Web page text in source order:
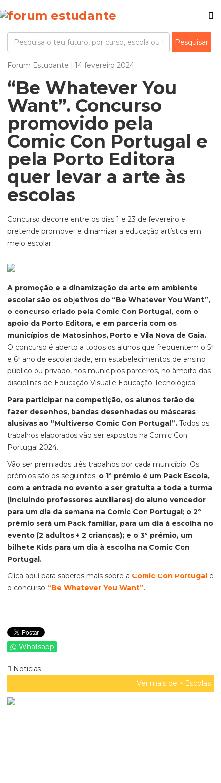
Forum Estudante | 14 fevereiro 2024
“Be Whatever You
Want”. Concurso
promovido pela
Comic Con Portugal e
pela Porto Editora
quer levar a arte às
escolas
Concurso decorre entre os dias 1 e 23 de fevereiro e
pretende promover e dinamizar a educação artística em
meio escolar.
A promoção e a dinamização da arte em ambiente
escolar são os objetivos do “Be Whatever You Want”,
o concurso criado pela Comic Con Portugal, com o
apoio da Porto Editora, e em parceria com os
municípios de Matosinhos, Porto e Vila Nova de Gaia.
O concurso é aberto a todos os alunos que frequentem o 5º
e 6º ano de escolaridade, em estabelecimentos de ensino
público ou privado, nos municípios parceiros, no âmbito das
disciplinas de Educação Visual e Educação Tecnológica.
Para participar na competição, os alunos terão de
fazer desenhos, bandas desenhadas ou máscaras
alusivas ao “Multiverso Comic Con Portugal”. Todos os
trabalhos elaborados vão ser expostos na Comic Con
Portugal 2024.
Vão ser premiados três trabalhos por cada município. Os
prémios são os seguintes: o 1º prémio é um Pack Escola,
com a entrada no evento a ser gratuita a toda a turma
(incluindo professores auxiliares) do aluno vencedor
para um dia da semana na Comic Con Portugal; o 2º
prémio será um Pack familiar, para um dia à escolha no
evento (2 adultos + 2 crianças); e o 3º prémio, um
bilhete Kids para um dia à escolha na Comic Con
Portugal.
Clica aqui para saberes mais sobre a Comic Con Portugal e
o concurso “Be Whatever You Want”.
Whatsapp
Noticias
Ver mais de > Escolas